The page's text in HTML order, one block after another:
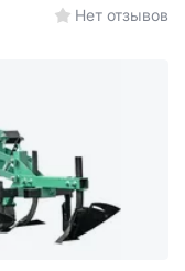
Нет отзывов